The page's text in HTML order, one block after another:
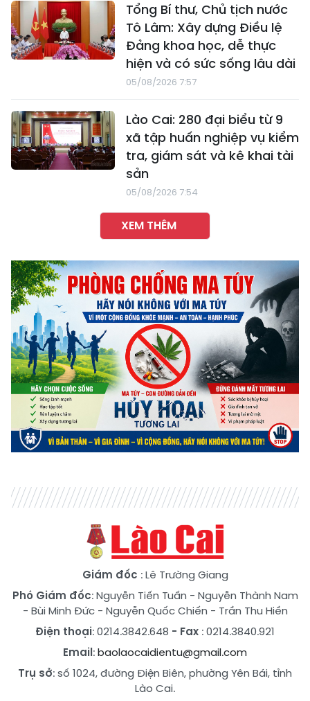
Tổng Bí thư, Chủ tịch nước
Tô Lâm: Xây dựng Điều lệ
Đảng khoa học, dễ thực
hiện và có sức sống lâu dài
05/08/2026 7:57
Lào Cai: 280 đại biểu từ 9
xã tập huấn nghiệp vụ kiểm
tra, giám sát và kê khai tài
sản
05/08/2026 7:54
XEM THÊM
Giám đốc : Lê Trường Giang
Phó Giám đốc:Nguyễn Tiến Tuấn - Nguyễn Thành Nam
- Bùi Minh Đức- Nguyễn Quốc Chiến - Trần Thu Hiền
Điện thoại: 0214.3842.648 - Fax : 0214.3840.921
Email:baolaocaidientu@gmail.com
Trụ sở: số 1024, đường Điện Biên, phường Yên Bái, tỉnh
Lào Cai.